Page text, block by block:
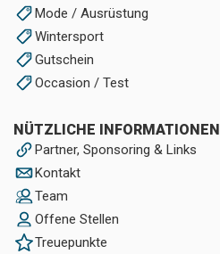
Mode / Ausrüstung
Wintersport
Gutschein
Occasion / Test
NÜTZLICHE INFORMATIONEN
Partner, Sponsoring & Links
Kontakt
Team
Offene Stellen
Treuepunkte